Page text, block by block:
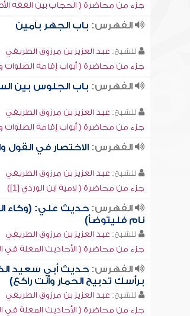
جزء من محاضرة ( الحجاب بين الفقه
الفهرس: باب الجهر بآمين
للشيخ: عبد العزيز بن مرزوق الطريفي
جزء من محاضرة ( أبواب إقامة الصلوات
الفهرس: باب الجلوس بين
للشيخ: عبد العزيز بن مرزوق الطريفي
جزء من محاضرة ( أبواب إقامة الصلوات
الفهرس:الاختصار في القول
للشيخ: عبد العزيز بن مرزوق الطريفي
جزء من محاضرة ( لامية ابن الوردي [1])
الفهرس:حديث علي: (وكاء
نام فليتوضأ)
للشيخ: عبد العزيز بن مرزوق الطريفي
جزء من محاضرة ( الأحاديث المعلة في
الفهرس:حديث أبي سعيد
برأسك تدبيح الحمار وأنت راكع)
للشيخ: عبد العزيز بن مرزوق الطريفي
جزء من محاضرة ( الأحاديث المعلة في